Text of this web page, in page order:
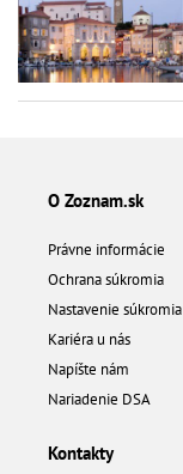
O Zoznam.sk
Právne informácie
Ochrana súkromia
Nastavenie súkromia
Kariéra u nás
Napíšte nám
Nariadenie DSA
Kontakty